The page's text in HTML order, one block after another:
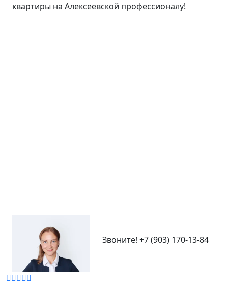
квартиры на Алексеевской профессионалу!
Звоните! +7 (903) 170-13-84